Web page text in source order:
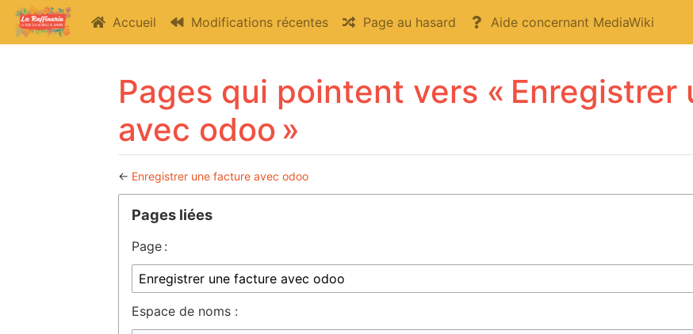
Accueil Modifications récentes Page au hasard Aide concernant MediaWiki
Pages qui pointent vers « Enregistrer
avec odoo »
← Enregistrer une facture avec odoo
Aller à :navigation,rechercher
Pages liées
Page :
Espace de noms :